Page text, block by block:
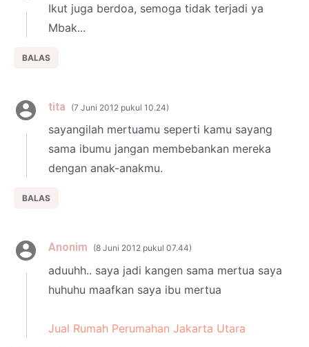
Ikut juga berdoa, semoga tidak terjadi ya
Mbak...
BALAS
tita 7 Juni 2012 pukul 10.24
sayangilah mertuamu seperti kamu sayang
sama ibumu jangan membebankan mereka
dengan anak-anakmu.
BALAS
Anonim 8 Juni 2012 pukul 07.44
aduuhh.. saya jadi kangen sama mertua saya
huhuhu maafkan saya ibu mertua
Jual Rumah Perumahan Jakarta Utara